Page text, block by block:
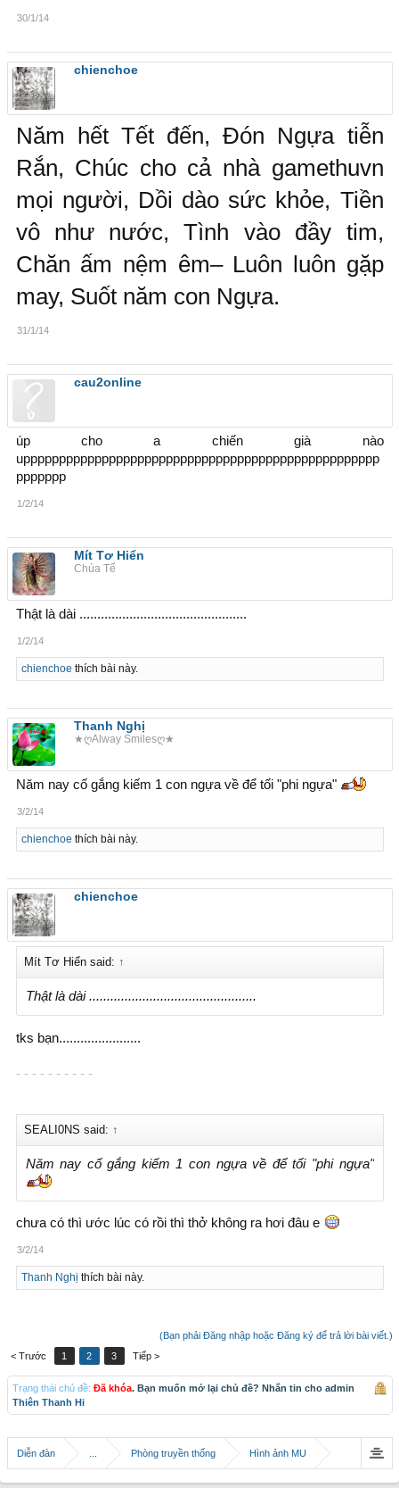
30/1/14
chienchoe
Năm hết Tết đến, Đón Ngựa tiễn
Rắn, Chúc cho cả nhà gamethuvn
mọi người, Dồi dào sức khỏe, Tiền
vô như nước, Tình vào đầy tim,
Chăn ấm nệm êm– Luôn luôn gặp
may, Suốt năm con Ngựa.
31/1/14
cau2online
úp cho a chiến già nào
upppppppppppppppppppppppppppppppppppppppppppppppppp
ppppppp
1/2/14
Mít Tơ Hiển
Chúa Tể
Thật là dài ...............................................
1/2/14
chienchoe thích bài này.
Thanh Nghị
★ღAlway Smilesღ★
Năm nay cố gắng kiếm 1 con ngựa về để tối "phi ngựa"
3/2/14
chienchoe thích bài này.
chienchoe
Mít Tơ Hiển said: ↑
Thật là dài ...............................................
tks bạn.......................
- - - - - - - - - -
SEALI0NS said: ↑
Năm nay cố gắng kiếm 1 con ngựa về để tối "phi ngựa"
chưa có thì ước lúc có rồi thì thở không ra hơi đâu e
3/2/14
Thanh Nghị thích bài này.
(Bạn phải Đăng nhập hoặc Đăng ký để trả lời bài viết.)
< Trước
1 2 3 Tiếp >
Trạng thái chủ đề: Đã khóa. Bạn muốn mở lại chủ đề? Nhắn tin cho admin
Thiên Thanh Hi
Diễn đàn Phòng truyền thống Hình ảnh MU